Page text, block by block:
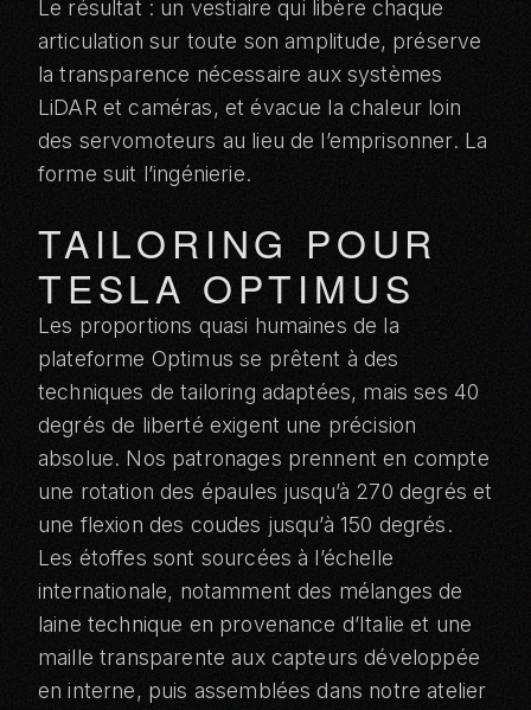
Le résultat : un vestiaire qui libère chaque
articulation sur toute son amplitude, préserve
la transparence nécessaire aux systèmes
LiDAR et caméras, et évacue la chaleur loin
des servomoteurs au lieu de l’emprisonner. La
forme suit l’ingénierie.
TAILORING POUR
TESLA OPTIMUS
Les proportions quasi humaines de la
plateforme Optimus se prêtent à des
techniques de tailoring adaptées, mais ses 40
degrés de liberté exigent une précision
absolue. Nos patronages prennent en compte
une rotation des épaules jusqu’à 270 degrés et
une flexion des coudes jusqu’à 150 degrés.
Les étoffes sont sourcées à l’échelle
internationale, notamment des mélanges de
laine technique en provenance d’Italie et une
maille transparente aux capteurs développée
en interne, puis assemblées dans notre atelier